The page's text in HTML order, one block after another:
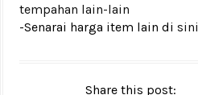
tempahan lain-lain
-Senarai harga item lain di sini
Share this post: